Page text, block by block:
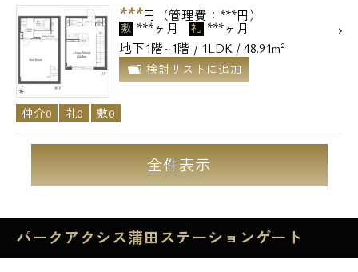
***円（管理費：***円）
敷 ***ヶ月 礼 ***ヶ月
地下1階~1階 / 1LDK / 48.91m²
検討リストに追加
仲介0 礼0 敷0
全件表示
パークアクシス蒲田ステーションゲート